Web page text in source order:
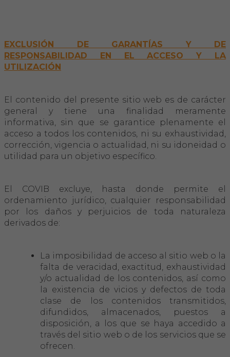
EXCLUSIÓN DE GARANTÍAS Y DE
RESPONSABILIDAD EN EL ACCESO Y LA
UTILIZACIÓN
El contenido del presente sitio web es de carácter
general y tiene una finalidad meramente
informativa, sin que se garantice plenamente el
acceso a todos los contenidos, ni su exhaustividad,
corrección, vigencia o actualidad, ni su idoneidad o
utilidad para un objetivo específico.
El COVIB excluye, hasta donde permite el
ordenamiento jurídico, cualquier responsabilidad
por los daños y perjuicios de toda naturaleza
derivados de:
La imposibilidad de acceso al sitio web o la
falta de veracidad, exactitud, exhaustividad
y/o actualidad de los contenidos, así como
la existencia de vicios y defectos de toda
clase de los contenidos transmitidos,
difundidos, almacenados, puestos a
disposición, a los que se haya accedido a
través del sitio web o de los servicios que se
ofrecen.